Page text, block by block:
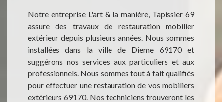
au
de
une
les
vous
& la
une
Notre entreprise L'art & la manière, Tapissier 69
assure des travaux de restauration mobilier
extérieur depuis plusieurs années. Nous sommes
installées dans la ville de Dieme 69170 et
suggérons nos services aux particuliers et aux
professionnels. Nous sommes tout à fait qualifiés
pour effectuer une restauration de vos mobiliers
extérieurs 69170. Nos techniciens trouveront les
est
cela